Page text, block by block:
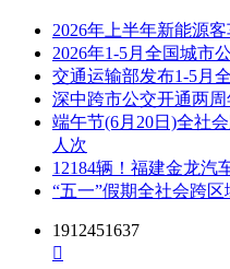
2026年上半年新能源
2026年1-5月全国城市
交通运输部发布1-5月
深中跨市公交开通两
端午节(6月20日)全社
人次
12184辆！福建金龙汽
“五一”假期全社会跨
1912451637
